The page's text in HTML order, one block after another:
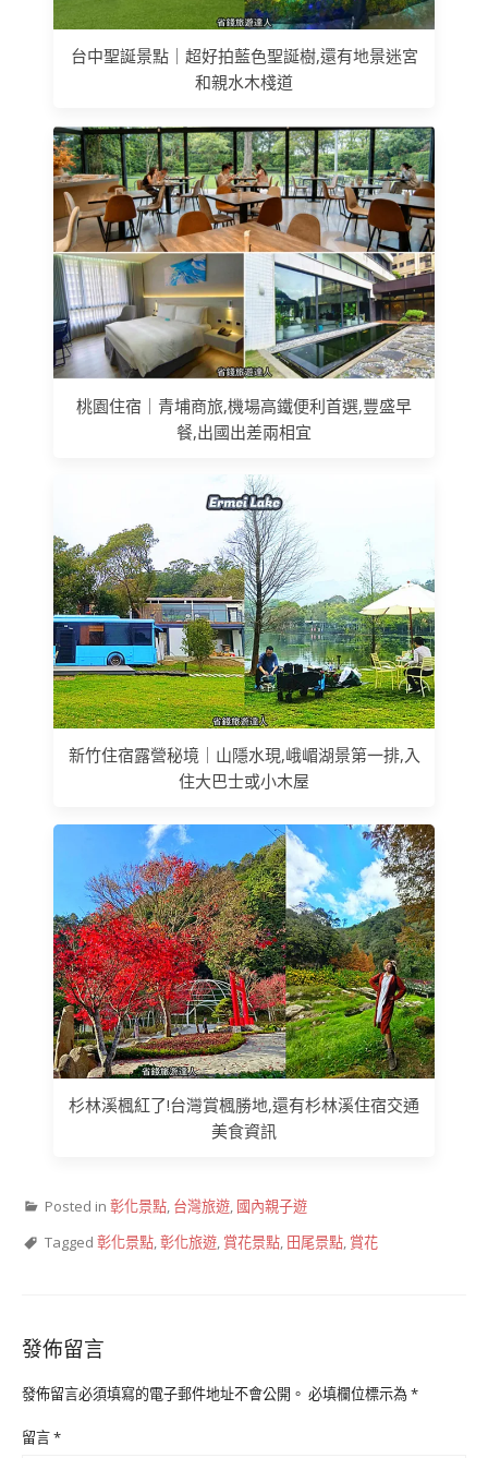
台中聖誕景點｜超好拍藍色聖誕樹,還有地景迷宮
和親水木棧道
桃園住宿｜青埔商旅,機場高鐵便利首選,豐盛早
餐,出國出差兩相宜
新竹住宿露營秘境｜山隱水現,峨嵋湖景第一排,入
住大巴士或小木屋
杉林溪楓紅了!台灣賞楓勝地,還有杉林溪住宿交通
美食資訊
Posted in 彰化景點, 台灣旅遊, 國內親子遊
Tagged 彰化景點,彰化旅遊, 賞花景點, 田尾景點, 賞花
發佈留言
發佈留言必須填寫的電子郵件地址不會公開。 必填欄位標示為*
留言*